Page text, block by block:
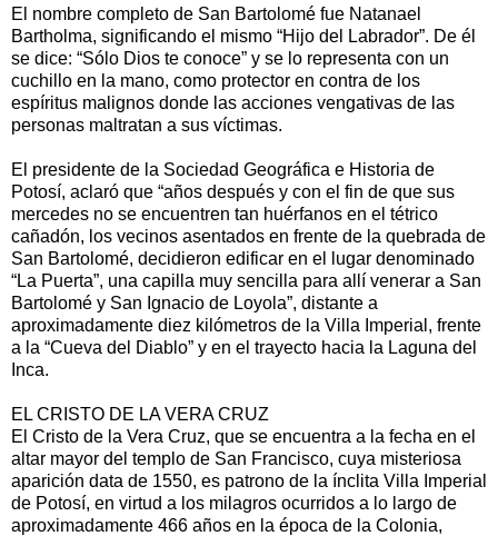
El nombre completo de San Bartolomé fue Natanael
Bartholma, significando el mismo “Hijo del Labrador”. De él
se dice: “Sólo Dios te conoce” y se lo representa con un
cuchillo en la mano, como protector en contra de los
espíritus malignos donde las acciones vengativas de las
personas maltratan a sus víctimas.
El presidente de la Sociedad Geográfica e Historia de
Potosí, aclaró que “años después y con el fin de que sus
mercedes no se encuentren tan huérfanos en el tétrico
cañadón, los vecinos asentados en frente de la quebrada de
San Bartolomé, decidieron edificar en el lugar denominado
“La Puerta”, una capilla muy sencilla para allí venerar a San
Bartolomé y San Ignacio de Loyola”, distante a
aproximadamente diez kilómetros de la Villa Imperial, frente
a la “Cueva del Diablo” y en el trayecto hacia la Laguna del
Inca.
EL CRISTO DE LA VERA CRUZ
El Cristo de la Vera Cruz, que se encuentra a la fecha en el
altar mayor del templo de San Francisco, cuya misteriosa
aparición data de 1550, es patrono de la ínclita Villa Imperial
de Potosí, en virtud a los milagros ocurridos a lo largo de
aproximadamente 466 años en la época de la Colonia,